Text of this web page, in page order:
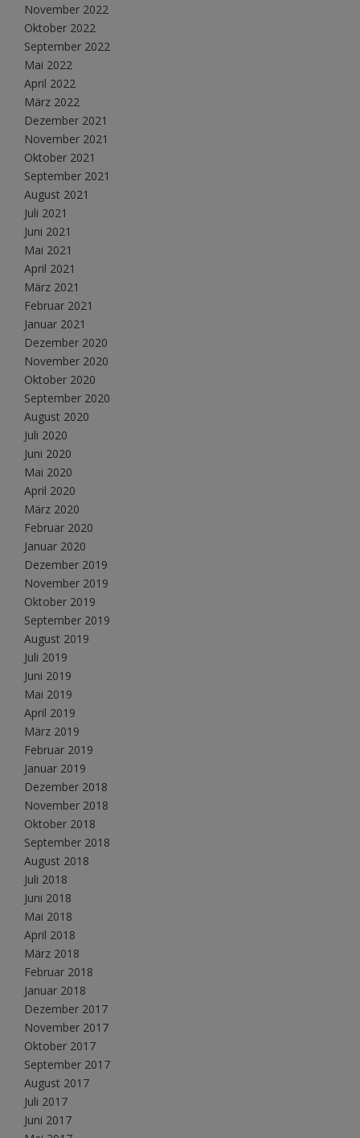
November 2022
Oktober 2022
September 2022
Mai 2022
April 2022
März 2022
Dezember 2021
November 2021
Oktober 2021
September 2021
August 2021
Juli 2021
Juni 2021
Mai 2021
April 2021
März 2021
Februar 2021
Januar 2021
Dezember 2020
November 2020
Oktober 2020
September 2020
August 2020
Juli 2020
Juni 2020
Mai 2020
April 2020
März 2020
Februar 2020
Januar 2020
Dezember 2019
November 2019
Oktober 2019
September 2019
August 2019
Juli 2019
Juni 2019
Mai 2019
April 2019
März 2019
Februar 2019
Januar 2019
Dezember 2018
November 2018
Oktober 2018
September 2018
August 2018
Juli 2018
Juni 2018
Mai 2018
April 2018
März 2018
Februar 2018
Januar 2018
Dezember 2017
November 2017
Oktober 2017
September 2017
August 2017
Juli 2017
Juni 2017